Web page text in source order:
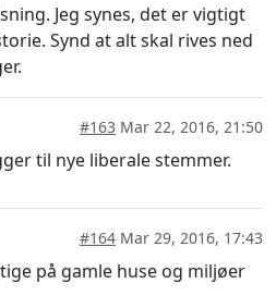
Jeg synes, det er vigtigt
Synd at alt skal rives ned
#163 Mar 22, 2016, 21:50
til nye liberale stemmer.
#164 Mar 29, 2016, 17:43
på gamle huse og miljøer